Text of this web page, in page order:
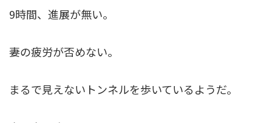
9時間、進展が無い。
妻の疲労が否めない。
まるで見えないトンネルを歩いているようだ。